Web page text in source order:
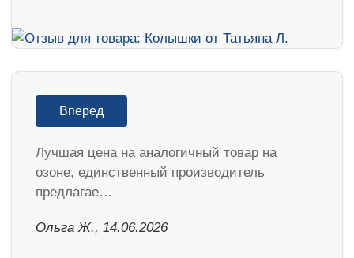
Вперед
Лучшая цена на аналогичный товар на
озоне, единственный производитель
предлагае…
Ольга Ж., 14.06.2026